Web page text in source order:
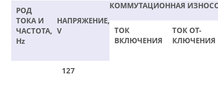
РОД
ТОКА И
ЧАСТОТА,
Hz
НАПРЯЖЕНИЕ,
V
КОММУТАЦИОННАЯ
ТОК
ВКЛЮЧЕНИЯ
ТОК ОТ-
КЛЮЧЕНИЯ
127